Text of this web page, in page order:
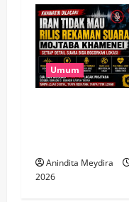
Umum
Anindita Meydira
2026